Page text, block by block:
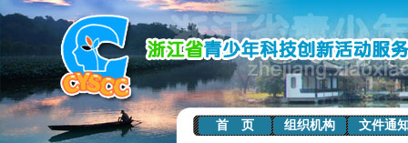
首 页 组织机构 文件通